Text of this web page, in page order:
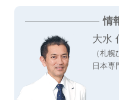
情
大水
（札
日本専